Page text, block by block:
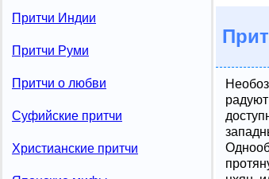
Притчи Индии
Притчи Руми
Притчи о любви
Суфийские притчи
Христианские притчи